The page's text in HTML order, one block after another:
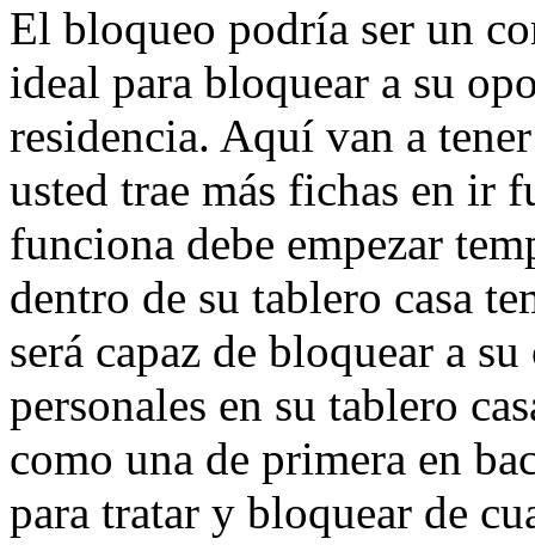
El bloqueo podría ser un
ideal para bloquear a su
residencia. Aquí van a
usted trae más fichas en ir
funciona debe empezar
dentro de su tablero casa
será capaz de bloquear a
personales en su tablero
como una de primera en
para tratar y bloquear de